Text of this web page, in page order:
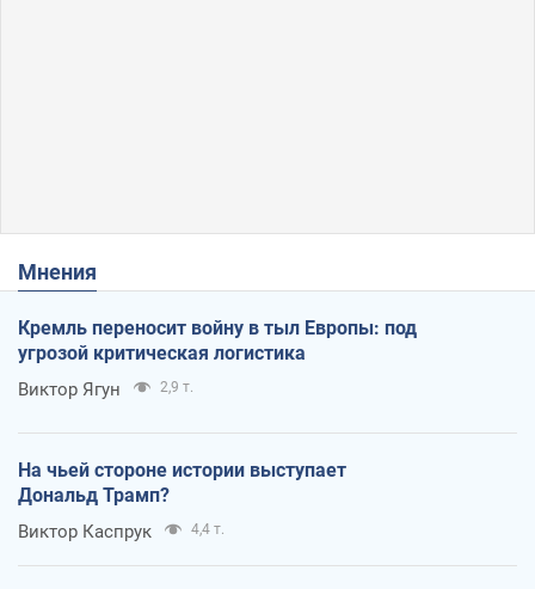
Мнения
Кремль переносит войну в тыл Европы: под
угрозой критическая логистика
Виктор Ягун 2,9 т.
На чьей стороне истории выступает
Дональд Трамп?
Виктор Каспрук 4,4 т.